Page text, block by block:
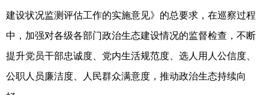
建设状况监测评估工作的实施意见》的总要求，在巡察过程
中，加强对各级各部门政治生态建设情况的监督检查，不断
提升党员干部忠诚度、党内生活规范度、选人用人公信度、
公职人员廉洁度、人民群众满意度，推动政治生态持续向